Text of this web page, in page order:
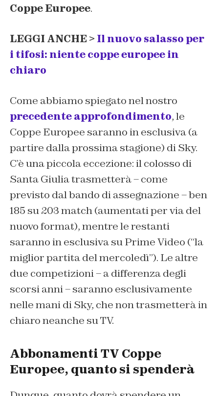
Coppe Europee.
LEGGI ANCHE > Il nuovo salasso per
i tifosi: niente coppe europee in
chiaro
Come abbiamo spiegato nel nostro
precedente approfondimento, le
Coppe Europee saranno in esclusiva (a
partire dalla prossima stagione) di Sky.
C’è una piccola eccezione: il colosso di
Santa Giulia trasmetterà – come
previsto dal bando di assegnazione – ben
185 su 203 match (aumentati per via del
nuovo format), mentre le restanti
saranno in esclusiva su Prime Video (“la
miglior partita del mercoledì”). Le altre
due competizioni – a differenza degli
scorsi anni – saranno esclusivamente
nelle mani di Sky, che non trasmetterà in
chiaro neanche su TV.
Abbonamenti TV Coppe
Europee, quanto si spenderà